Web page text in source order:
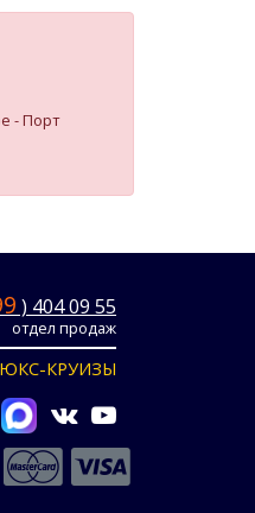
- Порт
) 404 09 55
отдел продаж
КРУИЗЫ